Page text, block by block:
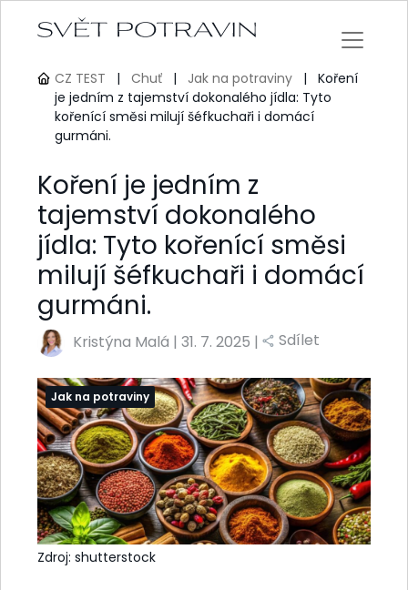
CZ TEST | Chuť | Jak na potraviny |
Koření
je jedním z tajemství dokonalého jídla: Tyto
kořenící směsi milují šéfkuchaři i domácí
gurmáni.
Koření je jedním z
tajemství dokonalého
jídla: Tyto kořenící směsi
milují šéfkuchaři i domácí
gurmáni.
Kristýna Malá | 31. 7. 2025 | Sdílet
Jak na potraviny
Zdroj: shutterstock